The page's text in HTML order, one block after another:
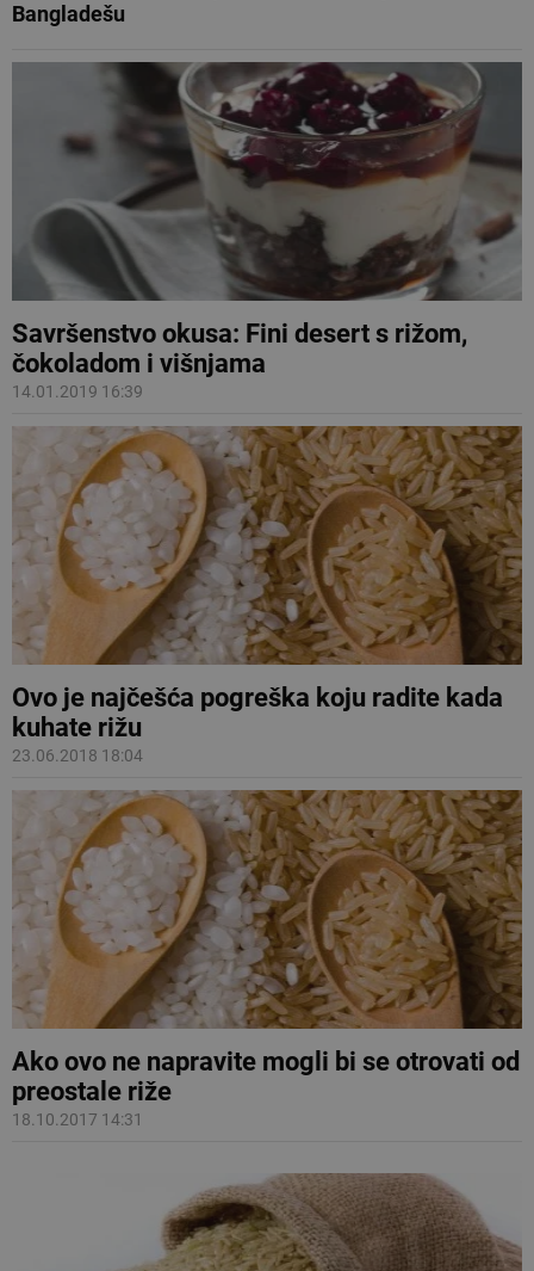
Bangladešu
Savršenstvo okusa: Fini desert s rižom,
čokoladom i višnjama
14.01.2019 16:39
Ovo je najčešća pogreška koju radite kada
kuhate rižu
23.06.2018 18:04
Ako ovo ne napravite mogli bi se otrovati od
preostale riže
18.10.2017 14:31